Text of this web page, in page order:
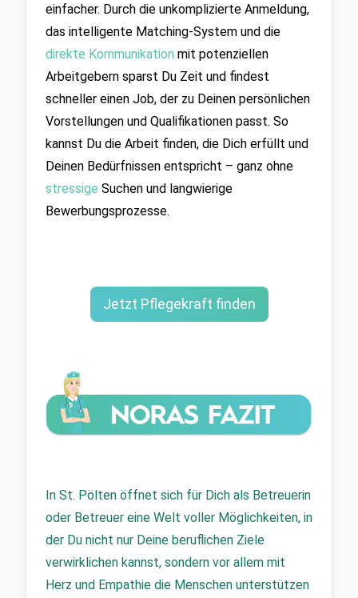
einfacher. Durch die unkomplizierte Anmeldung,
direkte Kommunikation mit potenziellen
Arbeitgebern sparst Du Zeit und findest
schneller einen Job, der zu Deinen persönlichen
Vorstellungen und Qualifikationen passt. So
kannst Du die Arbeit finden, die Dich erfüllt und
Deinen Bedürfnissen entspricht – ganz ohne
stressige Suchen und langwierige
Bewerbungsprozesse.
Jetzt Pflegekraft finden
In St. Pölten öffnet sich für Dich als Betreuerin
oder Betreuer eine Welt voller Möglichkeiten, in
der Du nicht nur Deine beruflichen Ziele
verwirklichen kannst, sondern vor allem mit
Herz und Empathie die Menschen unterstützen